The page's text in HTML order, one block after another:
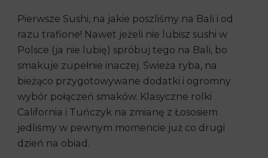
Pierwsze Sushi, na jakie poszliśmy na Bali i od
razu trafione! Nawet jeżeli nie lubisz sushi w
Polsce (ja nie lubię) spróbuj tego na Bali, bo
smakuje zupełnie inaczej. Świeża ryba, na
bieżąco przygotowywane dodatki i ogromny
wybór połączeń smaków. Klasyczne rolki
California i Tuńczyk na zmianę z Łososiem
jedliśmy w pewnym momencie już co drugi
dzień na obiad.